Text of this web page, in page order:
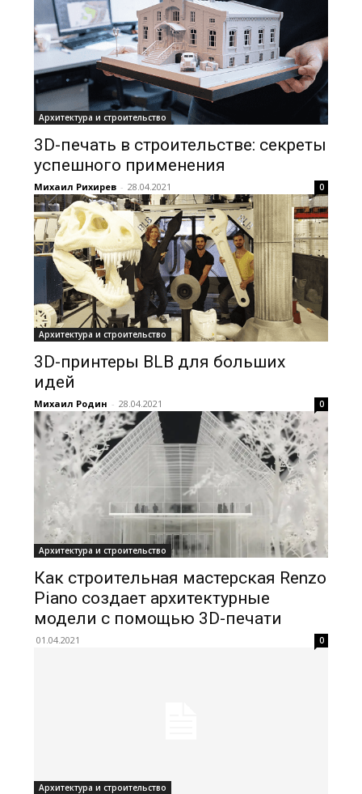
Архитектура и строительство
3D-печать в строительстве: секреты
успешного применения
Михаил Рихирев - 28.04.2021 0
Архитектура и строительство
3D-принтеры BLB для больших
идей
Михаил Родин - 28.04.2021 0
Архитектура и строительство
Как строительная мастерская Renzo
Piano создает архитектурные
модели с помощью 3D-печати
01.04.2021 0
Архитектура и строительство